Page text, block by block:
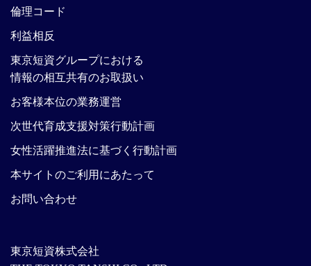
東京短資株式会社
倫理コード
利益相反
東京短資グループにおける
情報の相互共有のお取扱い
お客様本位の業務運営
次世代育成支援対策行動計画
女性活躍推進法に基づく行動計画
本サイトのご利用にあたって
お問い合わせ